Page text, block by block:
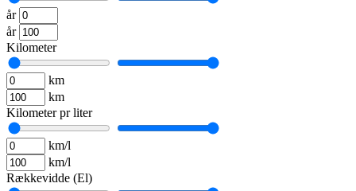
år
år
Kilometer
km
km
Kilometer pr liter
km/l
km/l
Rækkevidde (El)